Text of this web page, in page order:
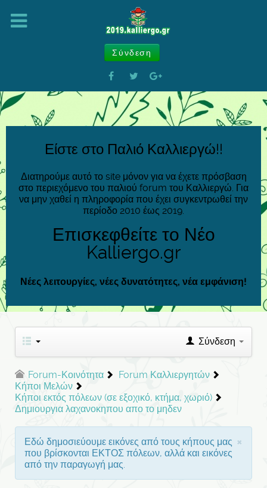
Σύνδεση
Είστε στο Παλιό Καλλιεργώ!!
Διατηρούμε αυτό το site μόνον για να έχετε πρόσβαση
στο περιεχόμενο του παλιού forum του Καλλιεργώ. Για
να μην χαθεί η πληροφορία που έχει συγκεντρωθεί την
περίοδο 2010 έως 2019.
Επισκεφθείτε το Νέο
Kalliergo.gr
Νέες λειτουργίες, νέες δυνατότητες, νέα εμφάνιση!
Σύνδεση
Forum-Κοινότητα
Forum Καλλιεργητών
Κήποι Μελών
Κήποι εκτός πόλεων (σε εξοχικό, κτήμα, χωριό)
Δημιουργια λαχανοκηπου απο το μηδεν
×
Εδώ δημοσιεύουμε εικόνες από τους κήπους μας
που βρίσκονται ΕΚΤΟΣ πόλεων, αλλά και εικόνες
από την παραγωγή μας.